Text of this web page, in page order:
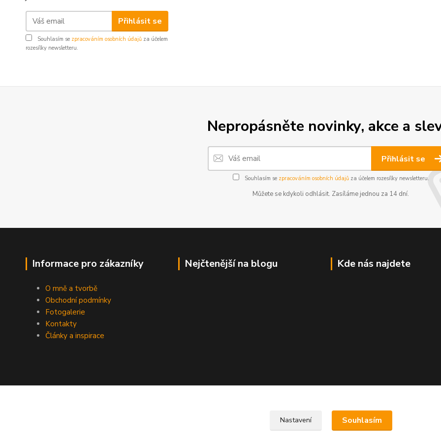
Přihlásit se
Souhlasím se zpracováním osobních údajů za účelem
rozesílky newsletteru.
Nepropásněte novinky, akce a
Přihlásit se
Souhlasím se zpracováním osobních údajůza účelem rozesílky newsletteru.
Můžete se kdykoli odhlásit. Zasíláme jednou za 14 dní.
Informace pro zákazníky
O mně a tvorbě
Obchodní podmínky
Fotogalerie
Kontakty
Články a inspirace
Nejčtenější na blogu Kde nás najdete
Nastavení Souhlasím